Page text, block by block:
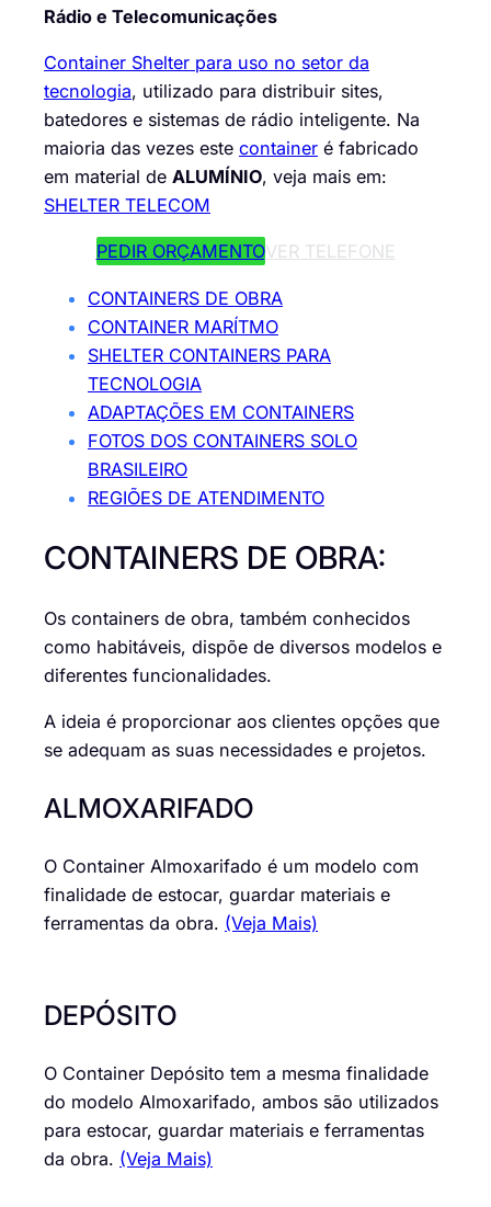
Rádio e Telecomunicações
Container Shelter para uso no setor da
tecnologia, utilizado para distribuir sites,
batedores e sistemas de rádio inteligente. Na
maioria das vezes este container é fabricado
em material de ALUMÍNIO, veja mais em:
SHELTER TELECOM
PEDIR ORÇAMENTOVER TELEFONE
CONTAINERS DE OBRA
CONTAINER MARÍTMO
SHELTER CONTAINERS PARA
TECNOLOGIA
ADAPTAÇÕES EM CONTAINERS
FOTOS DOS CONTAINERS SOLO
BRASILEIRO
REGIÕES DE ATENDIMENTO
CONTAINERS DE OBRA:
Os containers de obra, também conhecidos
como habitáveis, dispõe de diversos modelos e
diferentes funcionalidades.
A ideia é proporcionar aos clientes opções que
se adequam as suas necessidades e projetos.
ALMOXARIFADO
O Container Almoxarifado é um modelo com
finalidade de estocar, guardar materiais e
ferramentas da obra. (Veja Mais)
DEPÓSITO
O Container Depósito tem a mesma finalidade
do modelo Almoxarifado, ambos são utilizados
para estocar, guardar materiais e ferramentas
da obra. (Veja Mais)